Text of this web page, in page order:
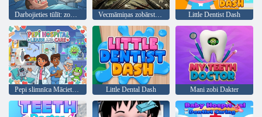
Darbojieties tūlīt: zobu implants Vecmāmiņas zobārsta simulators Little Dentist Dash
Little Dental Dash Mani zobi Dakter